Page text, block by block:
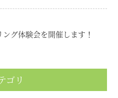
ング体験会を開催します！
ゴリ